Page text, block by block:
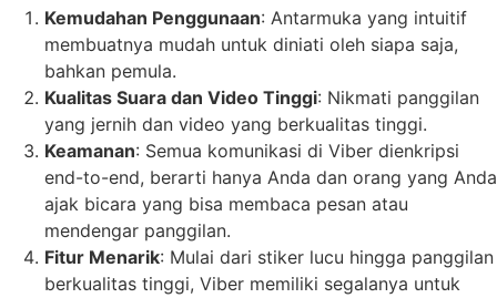
Kemudahan Penggunaan: Antarmuka yang intuitif
membuatnya mudah untuk diniati oleh siapa saja,
bahkan pemula.
Kualitas Suara dan Video Tinggi: Nikmati panggilan
yang jernih dan video yang berkualitas tinggi.
Keamanan: Semua komunikasi di Viber dienkripsi
end-to-end, berarti hanya Anda dan orang yang Anda
ajak bicara yang bisa membaca pesan atau
mendengar panggilan.
Fitur Menarik: Mulai dari stiker lucu hingga panggilan
berkualitas tinggi, Viber memiliki segalanya untuk